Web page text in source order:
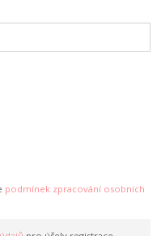
podmínek zpracování osobních